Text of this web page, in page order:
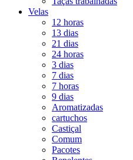
Velas
12 horas
13 dias
21 dias
24 horas
3 dias
7 dias
7 horas
9 dias
Aromatizadas
cartuchos
Castiçal
Comum
Pacotes